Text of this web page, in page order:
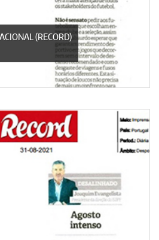
(RECORD)